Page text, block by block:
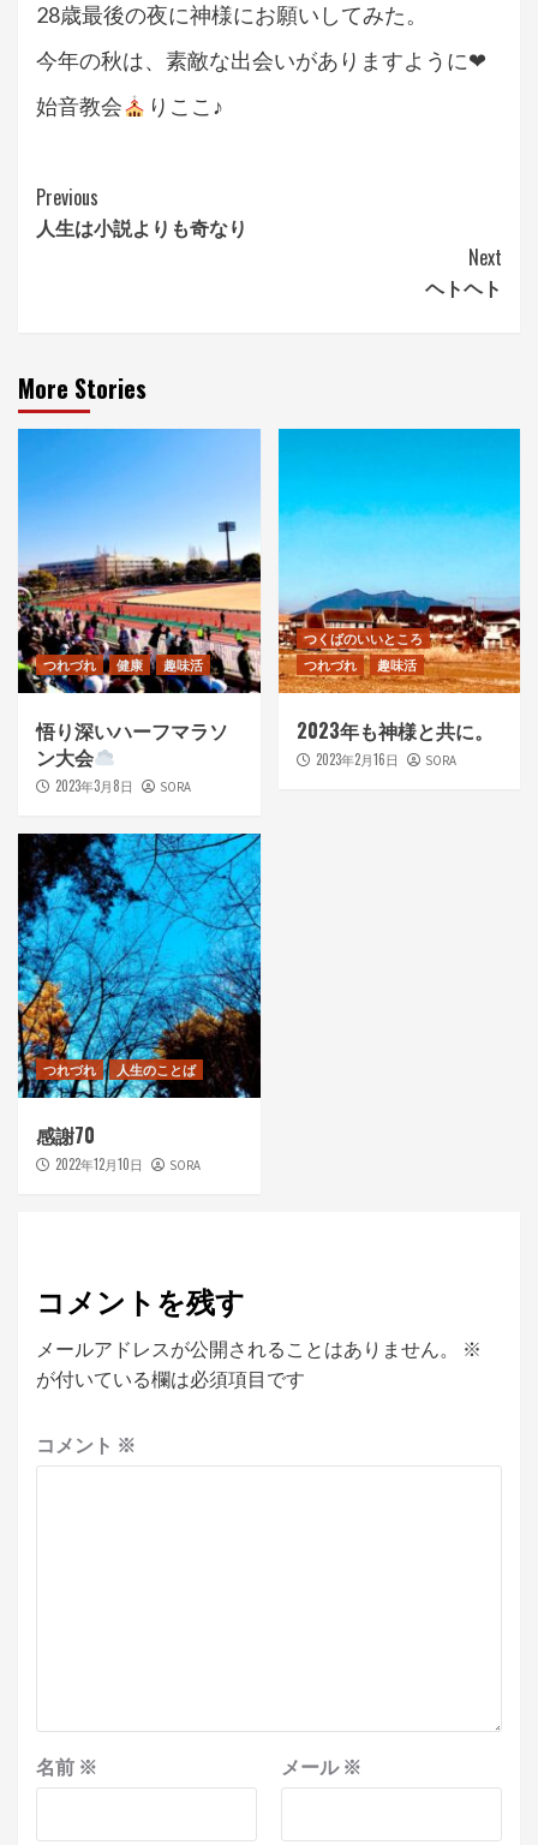
28歳最後の夜に神様にお願いしてみた。
今年の秋は、素敵な出会いがありますように❤︎
始音教会
りここ♪
Continue
Reading
Previous
人生は小説よりも奇なり
Next
ヘトヘト
More Stories
つれづれ 健康 趣味活
悟り深いハーフマラソ
ン大会
2023年3月8日 SORA
つくばのいいところ
つれづれ
趣味活
2023年も神様と共に。
2023年2月16日 SORA
つれづれ 人生のことば
感謝70
2022年12月10日 SORA
コメントを残す
メールアドレスが公開されることはありません。
※
が付いている欄は必須項目です
コメント ※
名前 ※ メール ※